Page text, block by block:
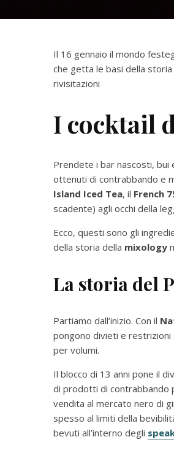
Il 16 gennaio il mondo
che getta le basi della
rivisitazioni
I cocktail
Prendete i bar nascosti, bui
ottenuti di contrabbando e
Island Iced Tea, il French
scadente) agli occhi della
Ecco, questi sono gli
della storia della mixology
La storia del
Partiamo dall’inizio. Con il
pongono divieti e restrizioni
per volumi.
Il blocco di 13 anni pone il
di prodotti di contrabbando
vendita al mercato nero di
spesso al limiti della
bevuti all’interno degli